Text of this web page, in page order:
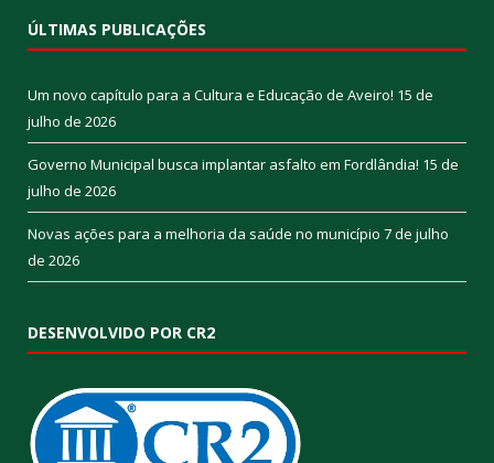
ÚLTIMAS PUBLICAÇÕES
Um novo capítulo para a Cultura e Educação de Aveiro! 15 de
julho de 2026
Governo Municipal busca implantar asfalto em Fordlândia! 15 de
julho de 2026
Novas ações para a melhoria da saúde no município 7 de julho
de 2026
DESENVOLVIDO POR CR2